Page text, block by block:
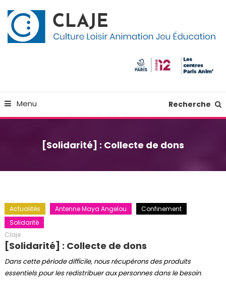
To
Content
Menu Recherche
[Solidarité] : Collecte de dons
Actualités Antenne Maya Angelou
Confinement
Solidarité
Claje
[Solidarité] : Collecte de dons
Dans cette période difficile, nous récupérons des produits
essentiels pour les redistribuer aux personnes dans le besoin.